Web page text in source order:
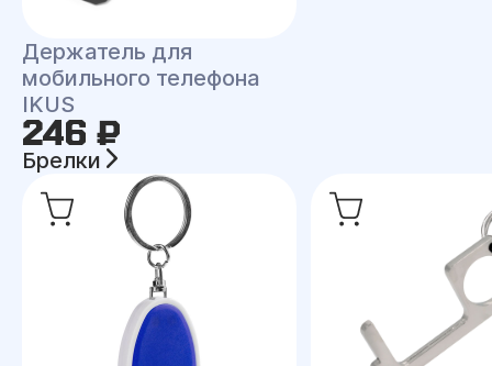
Держатель для
мобильного телефона
IKUS
246 ₽
Брелки